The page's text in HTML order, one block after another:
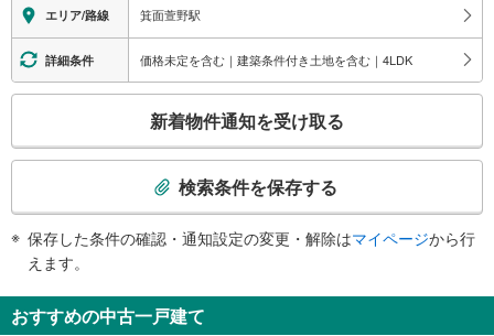
エリア/路線 箕面萱野駅
詳細条件 価格未定を含む｜建築条件付き土地を含む｜4LDK
検
知
を
新着物件通知を受け取る
検索条件を保存する
保存した条件の確認・通知設定の変更・解除はマイページから行
えます。
おすすめの中古一戸建て